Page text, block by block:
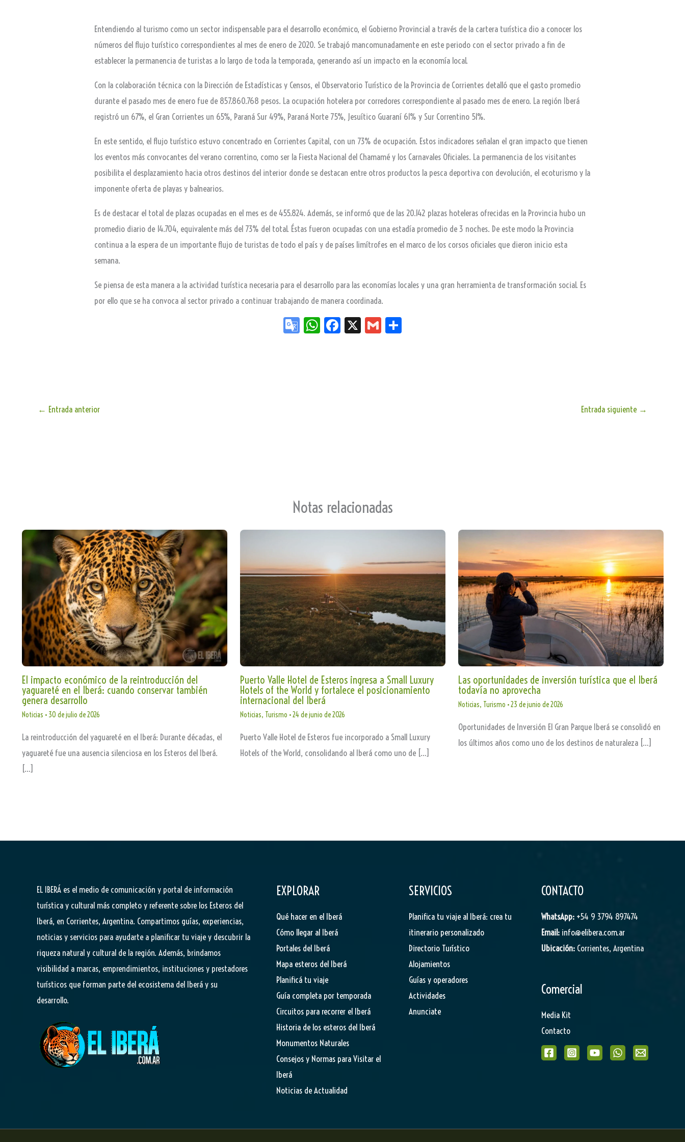
Entendiendo al turismo como un sector indispensable para el desarrollo económico, el Gobierno Provincial a través de la cartera turística dio a conocer los
números del flujo turístico correspondientes al mes de enero de 2020. Se trabajó mancomunadamente en este periodo con el sector privado a fin de
establecer la permanencia de turistas a lo largo de toda la temporada, generando así un impacto en la economía local.
Con la colaboración técnica con la Dirección de Estadísticas y Censos, el Observatorio Turístico de la Provincia de Corrientes detalló que el gasto promedio
durante el pasado mes de enero fue de 857.860.768 pesos. La ocupación hotelera por corredores correspondiente al pasado mes de enero. La región Iberá
registró un 67%, el Gran Corrientes un 65%, Paraná Sur 49%, Paraná Norte 75%, Jesuítico Guaraní 61% y Sur Correntino 51%.
En este sentido, el flujo turístico estuvo concentrado en Corrientes Capital, con un 73% de ocupación. Estos indicadores señalan el gran impacto que tienen
los eventos más convocantes del verano correntino, como ser la Fiesta Nacional del Chamamé y los Carnavales Oficiales. La permanencia de los visitantes
posibilita el desplazamiento hacia otros destinos del interior donde se destacan entre otros productos la pesca deportiva con devolución, el ecoturismo y la
imponente oferta de playas y balnearios.
Es de destacar el total de plazas ocupadas en el mes es de 455.824. Además, se informó que de las 20.142 plazas hoteleras ofrecidas en la Provincia hubo un
promedio diario de 14.704, equivalente más del 73% del total. Éstas fueron ocupadas con una estadía promedio de 3 noches. De este modo la Provincia
continua a la espera de un importante flujo de turistas de todo el país y de países limítrofes en el marco de los corsos oficiales que dieron inicio esta
semana.
Se piensa de esta manera a la actividad turística necesaria para el desarrollo para las economías locales y una gran herramienta de transformación social. Es
por ello que se ha convoca al sector privado a continuar trabajando de manera coordinada.
Go W
Fa
X
G
← Entrada anterior Entrada siguiente →
Notas relacionadas
El impacto económico de la reintroducción del
yaguareté en el Iberá: cuando conservar también
genera desarrollo
Noticias • 30 de julio de 2026
La reintroducción del yaguareté en el Iberá: Durante décadas, el
yaguareté fue una ausencia silenciosa en los Esteros del Iberá.
[…]
Puerto Valle Hotel de Esteros ingresa a Small Luxury
Hotels of the World y fortalece el posicionamiento
internacional del Iberá
Noticias, Turismo •24 de junio de 2026
Puerto Valle Hotel de Esteros fue incorporado a Small Luxury
Hotels of the World, consolidando al Iberá como uno de […]
Las oportunidades de inversión turística que el Iberá
todavía no aprovecha
Noticias, Turismo •23 de junio de 2026
Oportunidades de Inversión El Gran Parque Iberá se consolidó en
los últimos años como uno de los destinos de naturaleza […]
EL IBERÁ es el medio de comunicación y portal de información
turística y cultural más completo y referente sobre los Esteros del
Iberá, en Corrientes, Argentina. Compartimos guías, experiencias,
noticias y servicios para ayudarte a planificar tu viaje y descubrir la
riqueza natural y cultural de la región. Además, brindamos
visibilidad a marcas, emprendimientos, instituciones y prestadores
turísticos que forman parte del ecosistema del Iberá y su
desarrollo.
EXPLORAR
Qué hacer en el Iberá
Cómo llegar al Iberá
Portales del Iberá
Mapa esteros del Iberá
Planificá tu viaje
Guía completa por temporada
Circuitos para recorrer el Iberá
Historia de los esteros del Iberá
Monumentos Naturales
Consejos y Normas para Visitar el
Iberá
Noticias de Actualidad
SERVICIOS
Planifica tu viaje al Iberá: crea tu
itinerario personalizado
Directorio Turístico
Alojamientos
Guías y operadores
Actividades
Anunciate
CONTACTO
WhatsApp: +54 9 3794 897474
Email: info@elibera.com.ar
Ubicación: Corrientes, Argentina
Comercial
Media Kit
Contacto